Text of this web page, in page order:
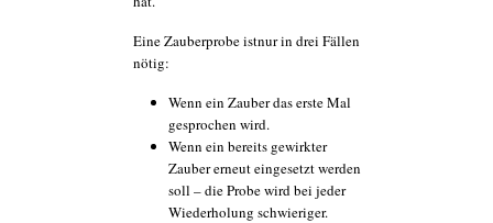
Eine Zauberprobe istnur in drei Fällen
nötig:
Wenn ein Zauber das erste Mal
gesprochen wird.
Wenn ein bereits gewirkter
Zauber erneut eingesetzt werden
soll – die Probe wird bei jeder
Wiederholung schwieriger.